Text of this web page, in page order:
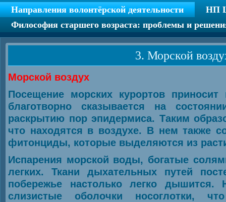
Направления волонтёрской деятельности
НП
Философия старшего возраста: проблемы и
3. Морской
Морской воздух
Посещение морских курортов
благотворно сказывается на
раскрытию пор эпидермиса. Таким
что находятся в воздухе. В нем также
фитонциды, которые выделяются из
Испарения морской воды, богатые
легких. Ткани дыхательных путей
побережье настолько легко дышится.
слизистые оболочки носоглотки,